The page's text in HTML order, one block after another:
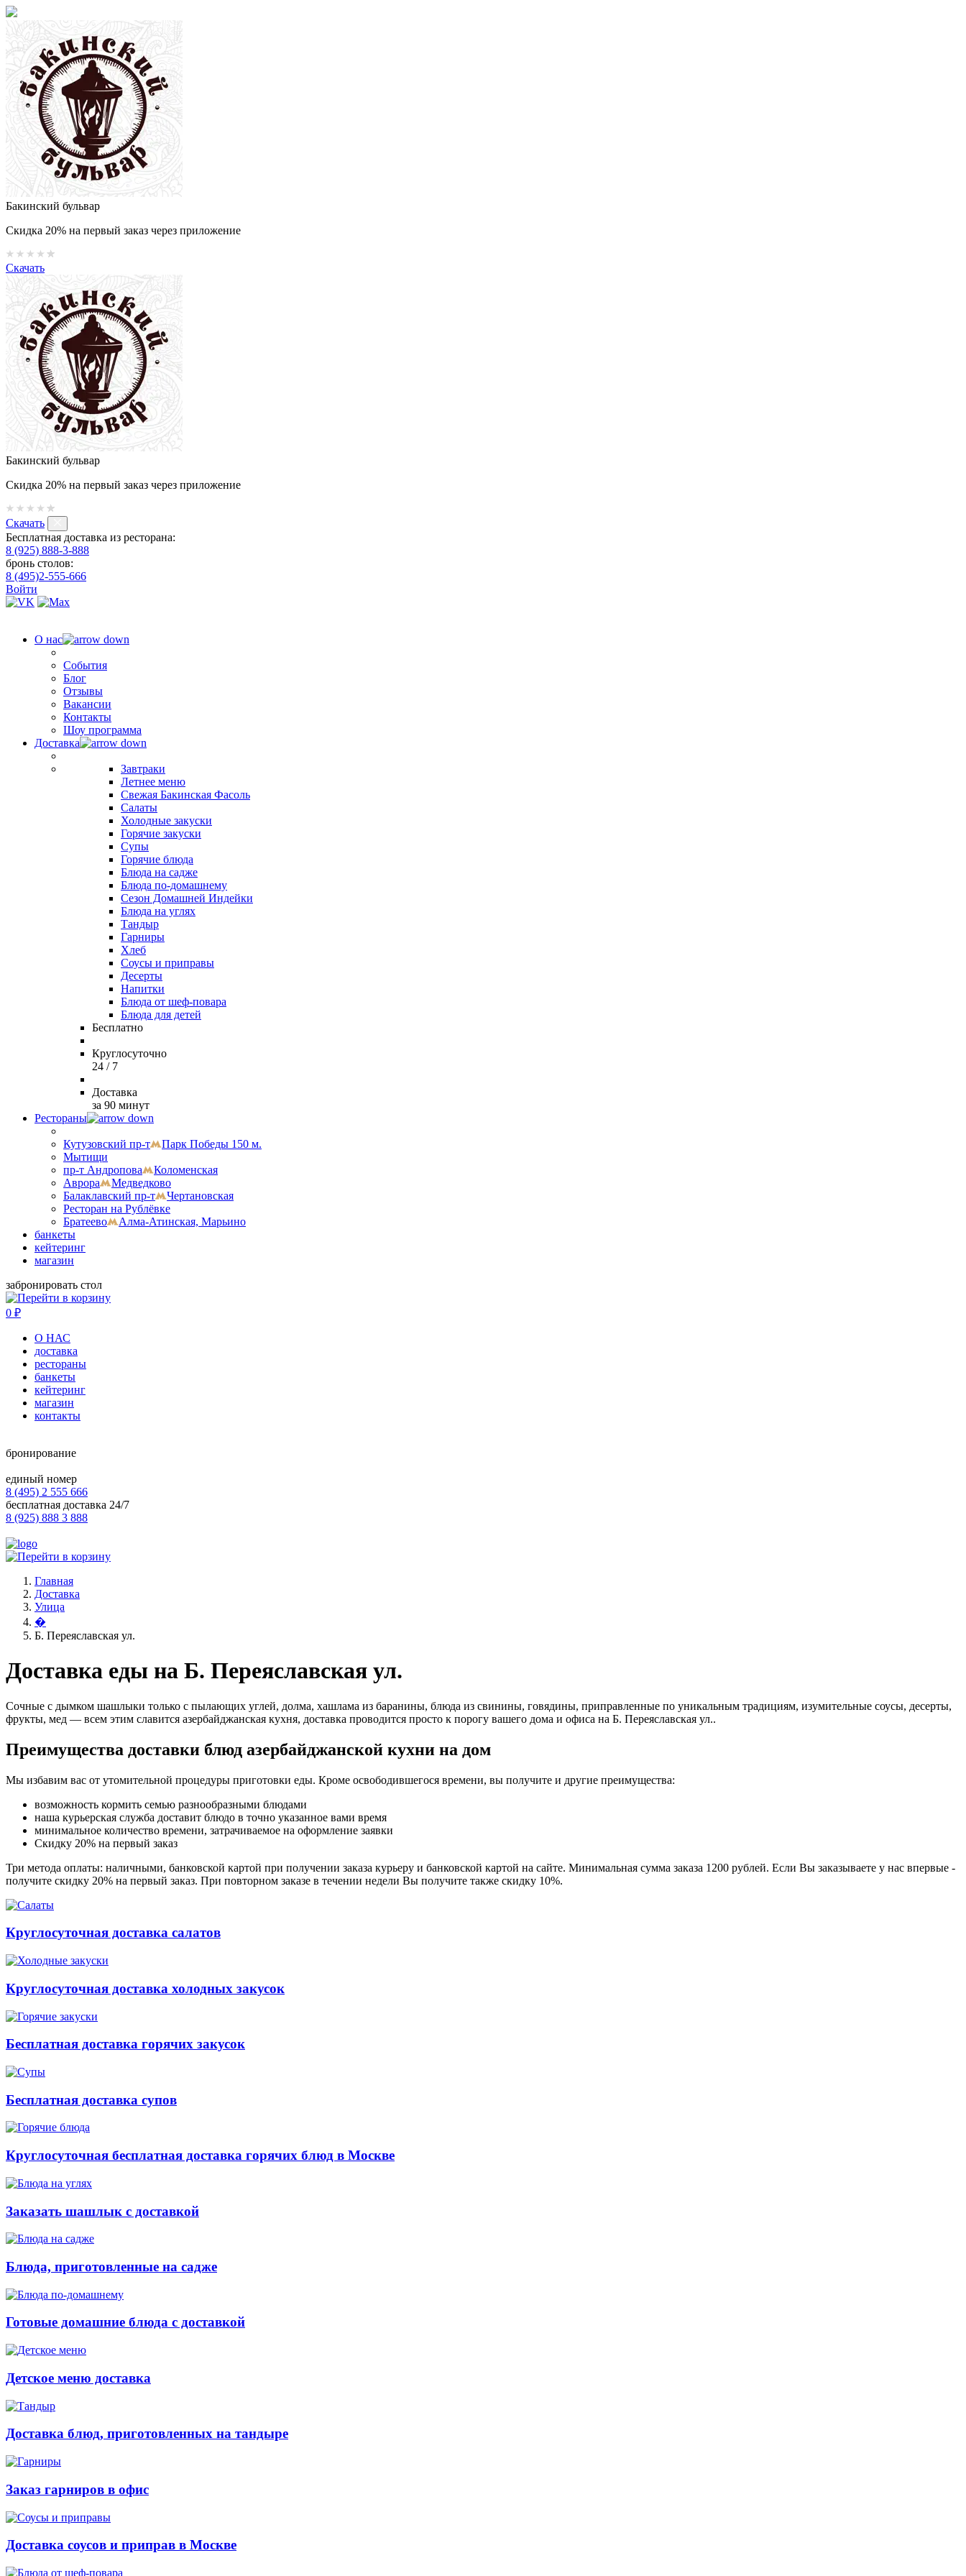
Бакинский бульвар
Скидка 20% на первый заказ через приложение
Скачать
Бакинский бульвар
Скидка 20% на первый заказ через приложение
Скачать
Бесплатная доставка из ресторана:
8 (925) 888-3-888
бронь столов:
8 (495)2-555-666
Войти
О нас
События
Блог
Отзывы
Вакансии
Контакты
Шоу программа
Доставка
Завтраки
Летнее меню
Свежая Бакинская Фасоль
Салаты
Холодные закуски
Горячие закуски
Супы
Горячие блюда
Блюда на садже
Блюда по-домашнему
Сезон Домашней Индейки
Блюда на углях
Тандыр
Гарниры
Хлеб
Соусы и приправы
Десерты
Напитки
Блюда от шеф-повара
Блюда для детей
Бесплатно
Круглосуточно
24 / 7
Доставка
за 90 минут
Рестораны
Кутузовский пр-т
Парк Победы 150 м.
Мытищи
пр-т Андропова
Коломенская
Аврора
Медведково
Балаклавский пр-т
Чертановская
Ресторан на Рублёвке
Братеево
Алма-Атинская, Марьино
банкеты
кейтеринг
магазин
забронировать стол
0 ₽
О НАС
доставка
рестораны
банкеты
кейтеринг
магазин
контакты
бронирование
единый номер
8 (495) 2 555 666
бесплатная доставка 24/7
8 (925) 888 3 888
Главная
Доставка
Улица
�
Б. Переяславская ул.
Доставка еды на Б. Переяславская ул.
Сочные с дымком шашлыки только с пылающих углей, долма, хашлама из баранины, блюда из свинины, говядины, приправленные по уникальным традициям, изумительные соусы, десерты,
фрукты, мед — всем этим славится азербайджанская кухня, доставка проводится просто к порогу вашего дома и офиса на Б. Переяславская ул..
Преимущества доставки блюд азербайджанской кухни на дом
Мы избавим вас от утомительной процедуры приготовки еды. Кроме освободившегося времени, вы получите и другие преимущества:
возможность кормить семью разнообразными блюдами
наша курьерская служба доставит блюдо в точно указанное вами время
минимальное количество времени, затрачиваемое на оформление заявки
Скидку 20% на первый заказ
Три метода оплаты: наличными, банковской картой при получении заказа курьеру и банковской картой на сайте. Минимальная сумма заказа 1200 рублей. Если Вы заказываете у нас впервые -
получите скидку 20% на первый заказ. При повторном заказе в течении недели Вы получите также скидку 10%.
Круглосуточная доставка салатов
Круглосуточная доставка холодных закусок
Бесплатная доставка горячих закусок
Бесплатная доставка супов
Круглосуточная бесплатная доставка горячих блюд в Москве
Заказать шашлык с доставкой
Блюда, приготовленные на садже
Готовые домашние блюда с доставкой
Детское меню доставка
Доставка блюд, приготовленных на тандыре
Заказ гарниров в офис
Доставка соусов и приправ в Москве